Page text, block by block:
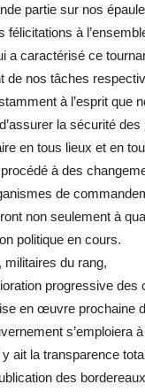
partie sur nos
à
a caractérisé ce
de nos tâches
à l’esprit que
la sécurité
en tous lieux et en
procédé à des
de
non seulement à
politique en cours.
du rang,
progressive
en œuvre prochaine
s’emploiera
y ait la transparence
des